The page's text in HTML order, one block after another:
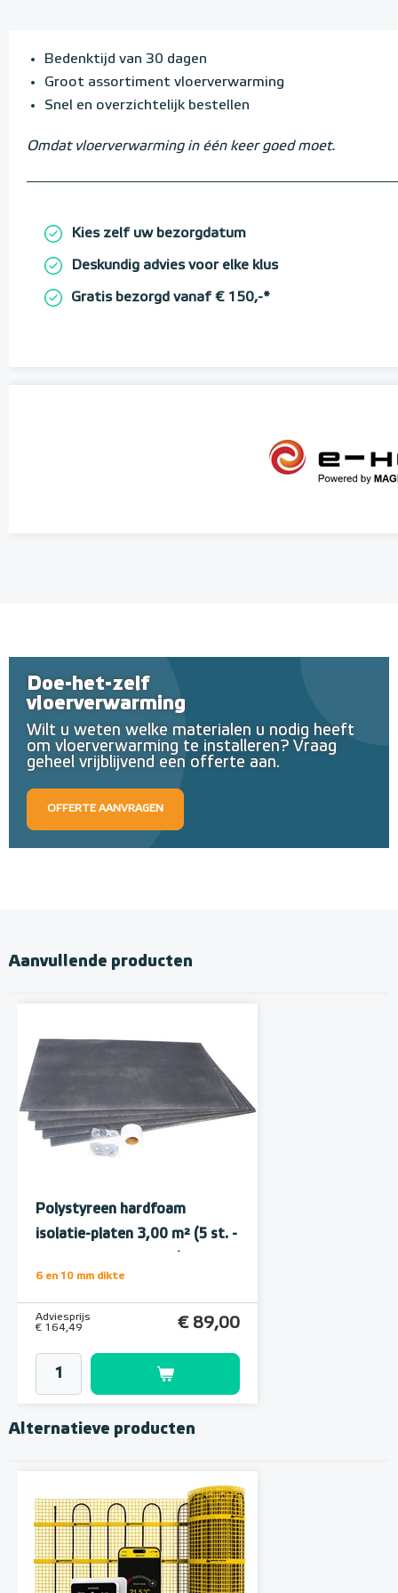
Bedenktijd van 30 dagen
Groot assortiment vloerverwarming
Snel en overzichtelijk bestellen
Omdat vloerverwarming in één keer goed moet.
Kies zelf uw bezorgdatum
Deskundig advies voor elke klus
Gratis bezorgd vanaf € 150,-*
Doe-het-zelf
vloerverwarming
Wilt u weten welke materialen u nodig heeft
om vloerverwarming te installeren? Vraag
geheel vrijblijvend een offerte aan.
OFFERTE AANVRAGEN
Aanvullende producten
Polystyreen hardfoam
isolatie-platen 3,00 m² (5 st. -
6 en 10 mm dikte
Adviesprijs
€ 164,49
€ 89,00
Alternatieve producten